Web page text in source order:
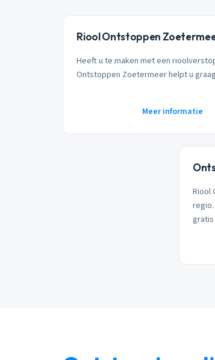
Riool Ontstoppen
Heeft u te maken met een
Ontstoppen Zoetermeer helpt u
Meer informatie
Riool